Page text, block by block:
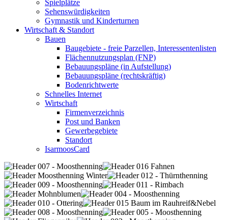
Spielplätze
Sehenswürdigkeiten
Gymnastik und Kinderturnen
Wirtschaft & Standort
Bauen
Baugebiete - freie Parzellen, Interessentenlisten
Flächennutzungsplan (FNP)
Bebauungspläne (in Aufstellung)
Bebauungspläne (rechtskräftig)
Bodenrichtwerte
Schnelles Internet
Wirtschaft
Firmenverzeichnis
Post und Banken
Gewerbegebiete
Standort
IsarmoosCard